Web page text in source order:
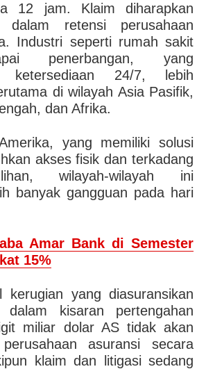
12 jam. Klaim diharapkan
retensi perusahaan
Industri seperti rumah sakit
penerbangan, yang
ketersediaan 24/7, lebih
di wilayah Asia Pasifik,
dan Afrika.
yang memiliki solusi
akses fisik dan terkadang
wilayah-wilayah ini
banyak gangguan pada hari
Amar Bank di Semester
15%
kerugian yang diasuransikan
kisaran pertengahan
miliar dolar AS tidak akan
asuransi secara
klaim dan litigasi sedang